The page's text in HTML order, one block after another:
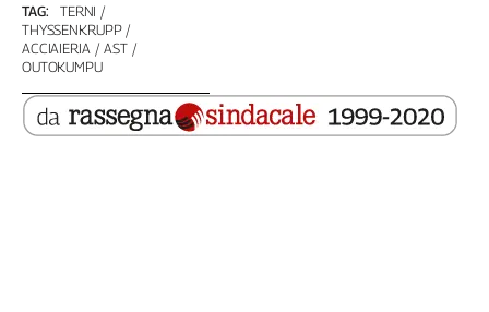
Alto
Adige
Calabria
Campania
TAG:
TERNI
THYSSENKRUPP
ACCIAIERIA
AST
OUTOKUMPU